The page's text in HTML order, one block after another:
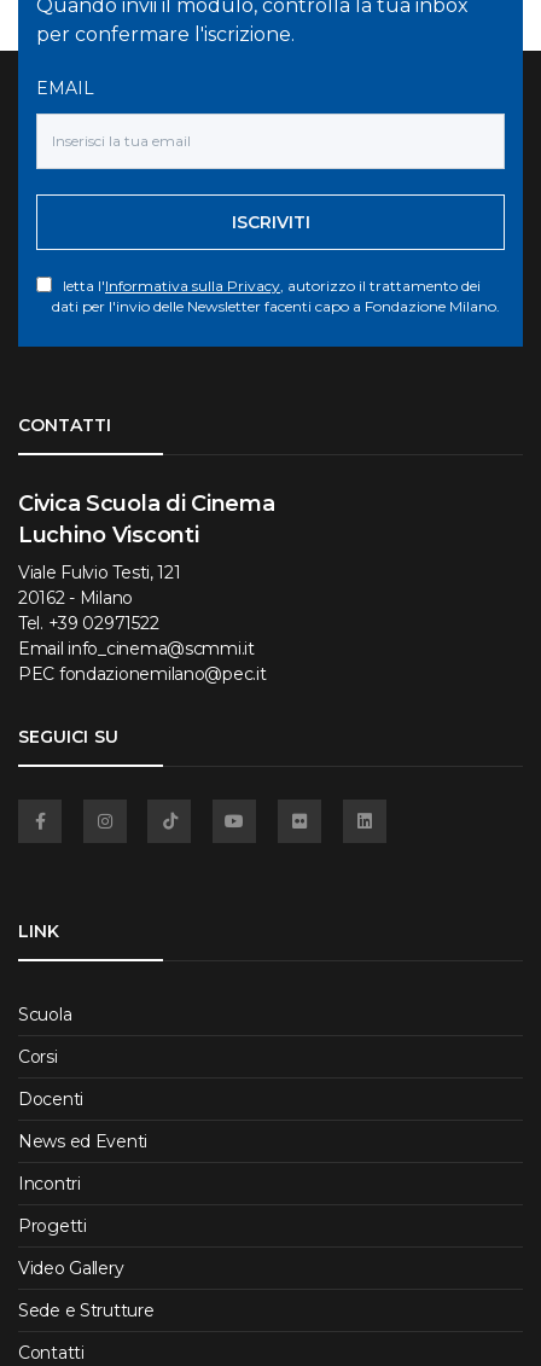
Quando invii il modulo, controlla la tua inbox
per confermare l'iscrizione.
EMAIL
ISCRIVITI
letta l'Informativa sulla Privacy , autorizzo il trattamento dei
dati per l'invio delle Newsletter facenti capo a Fondazione Milano.
CONTATTI
Civica Scuola di Cinema
Luchino Visconti
Viale Fulvio Testi, 121
20162 - Milano
Tel. +39 02971522
Email info_cinema@scmmi.it
PEC fondazionemilano@pec.it
SEGUICI SU
LINK
Scuola
Corsi
Docenti
News ed Eventi
Incontri
Progetti
Video Gallery
Sede e Strutture
Contatti